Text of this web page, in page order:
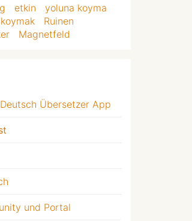
etkin
yoluna koyma
Ruinen
Magnetfeld
Übersetzer App
und Portal